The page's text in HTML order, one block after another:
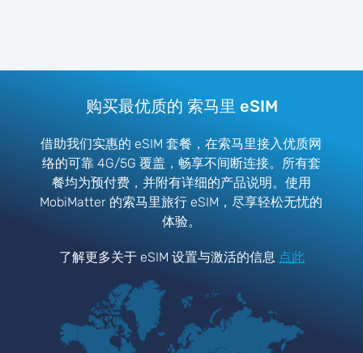
购买最优质的 索马里 eSIM
借助我们实惠的 eSIM 套餐，在索马里接入优质网
络的可靠 4G/5G 覆盖，畅享不间断连接。所有套
餐均为预付费，并附有详细的产品说明。使用
MobiMatter 的索马里旅行 eSIM，尽享轻松无忧的
体验。
了解更多关于 eSIM 设置与激活的信息 点此